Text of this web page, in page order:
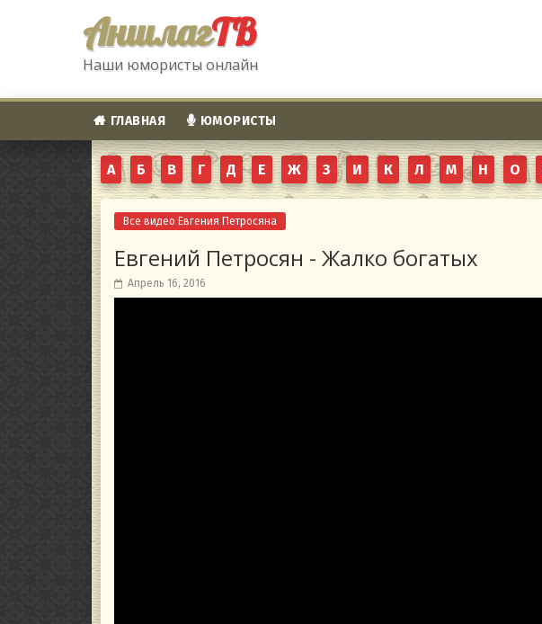
АншлагТВ
Наши юмористы онлайн
ГЛАВНАЯ ЮМОРИСТЫ
А Б В Г Д Е Ж З И К Л М Н О
Все видео Евгения Петросяна
Евгений Петросян - Жалко богатых
Апрель 16, 2016